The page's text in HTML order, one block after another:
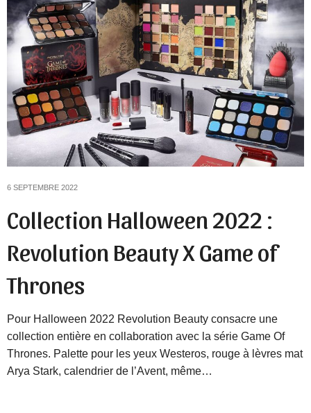
6 SEPTEMBRE 2022
Collection Halloween 2022 :
Revolution Beauty X Game of
Thrones
Pour Halloween 2022 Revolution Beauty consacre une
collection entière en collaboration avec la série Game Of
Thrones. Palette pour les yeux Westeros, rouge à lèvres mat
Arya Stark, calendrier de l’Avent, même…